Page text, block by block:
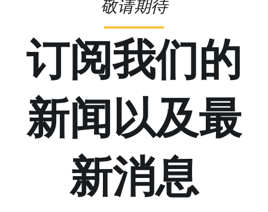
敬请期待
订阅我们的
新闻以及最
新消息